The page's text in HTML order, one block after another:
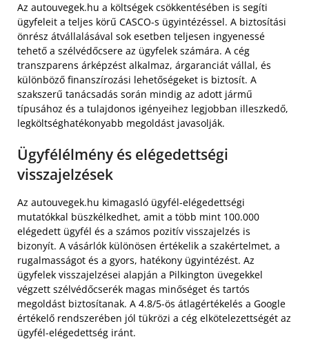
Az autouvegek.hu a költségek csökkentésében is segíti
ügyfeleit a teljes körű CASCO-s ügyintézéssel. A biztosítási
önrész átvállalásával sok esetben teljesen ingyenessé
tehető a szélvédőcsere az ügyfelek számára. A cég
transzparens árképzést alkalmaz, árgaranciát vállal, és
különböző finanszírozási lehetőségeket is biztosít. A
szakszerű tanácsadás során mindig az adott jármű
típusához és a tulajdonos igényeihez legjobban illeszkedő,
legköltséghatékonyabb megoldást javasolják.
Ügyfélélmény és elégedettségi
visszajelzések
Az autouvegek.hu kimagasló ügyfél-elégedettségi
mutatókkal büszkélkedhet, amit a több mint 100.000
elégedett ügyfél és a számos pozitív visszajelzés is
bizonyít. A vásárlók különösen értékelik a szakértelmet, a
rugalmasságot és a gyors, hatékony ügyintézést. Az
ügyfelek visszajelzései alapján a Pilkington üvegekkel
végzett szélvédőcserék magas minőséget és tartós
megoldást biztosítanak. A 4.8/5-ös átlagértékelés a Google
értékelő rendszerében jól tükrözi a cég elkötelezettségét az
ügyfél-elégedettség iránt.